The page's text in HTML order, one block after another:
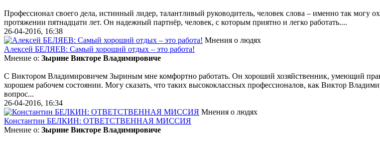
Профессионал своего дела, истинный лидер, талантливый руководитель, человек слова – именно так могу
протяжении пятнадцати лет. Он надежный партнёр, человек, с которым приятно и легко работать....
26-04-2016, 16:38
Мнения о людях
Алексей БЕЛЯЕВ: Самый хороший отдых – это работа!
Мнение о: Зырине Викторе Владимировиче
С Виктором Владимировичем Зыриным мне комфортно работать. Он хороший хозяйственник, умеющий
хорошем рабочем состоянии. Могу сказать, что таких высококлассных профессионалов, как Виктор
вопрос...
26-04-2016, 16:34
Мнения о людях
Константин БЕЛКИН: ОТВЕТСТВЕННАЯ МИССИЯ
Мнение о: Зырине Викторе Владимировиче